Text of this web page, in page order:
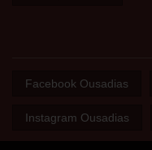
Facebook Ousadias
Instagram Ousadias